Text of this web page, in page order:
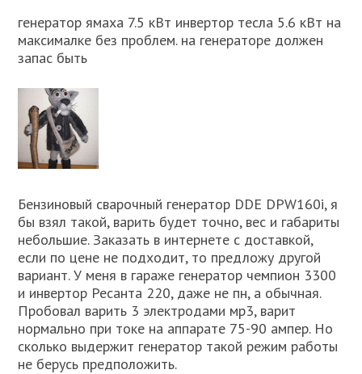
генератор ямаха 7.5 кВт инвертор тесла 5.6 кВт на
максималке без проблем. на генераторе должен
запас быть
Бензиновый сварочный генератор DDE DPW160i, я
бы взял такой, варить будет точно, вес и габариты
небольшие. Заказать в интернете с доставкой,
если по цене не подходит, то предложу другой
вариант. У меня в гараже генератор чемпион 3300
и инвертор Ресанта 220, даже не пн, а обычная.
Пробовал варить 3 электродами мр3, варит
нормально при токе на аппарате 75-90 ампер. Но
сколько выдержит генератор такой режим работы
не берусь предположить.